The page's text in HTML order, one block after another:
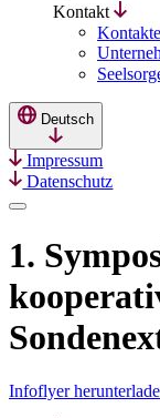
Kontakt
Kontakte
Deutsch
Impressum
Datenschutz
1.
Infoflyer